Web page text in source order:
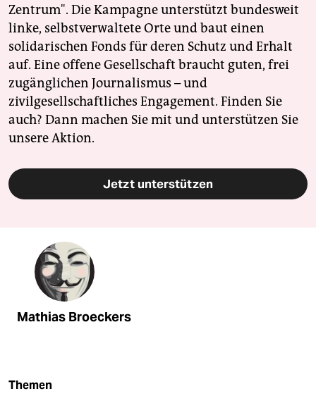
Zentrum". Die Kampagne unterstützt bundesweit
linke, selbstverwaltete Orte und baut einen
solidarischen Fonds für deren Schutz und Erhalt
auf. Eine offene Gesellschaft braucht guten, frei
zugänglichen Journalismus – und
zivilgesellschaftliches Engagement. Finden Sie
auch? Dann machen Sie mit und unterstützen Sie
unsere Aktion.
Jetzt unterstützen
Mathias Broeckers
Themen